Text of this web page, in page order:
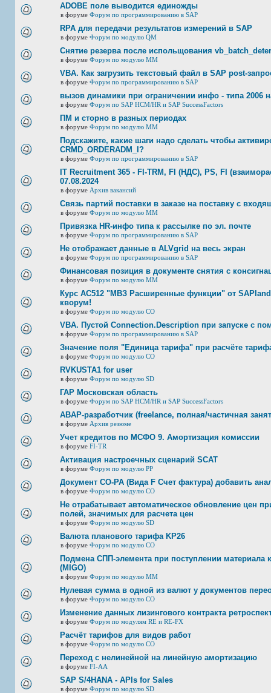
ADOBE поле выводится единожды
в форуме Форум по программированию в SAP
RPA для передачи результатов измерений в SAP
в форуме Форум по модулю QM
Снятие резерва после испольщования
в форуме Форум по модулю ММ
VBA. Как загрузить текстовый файл в SAP post-
в форуме Форум по программированию в SAP
вызов динамики при ограничении инфо - типа 2006
в форуме Форум по SAP HCM/HR и SAP SuccessFactors
ПМ и сторно в разных периодах
в форуме Форум по модулю ММ
Подскажите, какие шаги надо сделать чтобы
CRMD_ORDERADM_I?
в форуме Форум по программированию в SAP
IT Recruitment 365 - FI-TRM, FI (НДС), PS, FI
07.08.2024
в форуме Архив вакансий
Связь партий поставки в заказе на поставку с
в форуме Форум по модулю ММ
Привязка HR-инфо типа к рассылке по эл. почте
в форуме Форум по программированию в SAP
Не отображает данные в ALVgrid на весь экран
в форуме Форум по программированию в SAP
Финансовая позиция в документе снятия с
в форуме Форум по модулю ММ
Курс AC512 "МВЗ Расширенные функции" от
кворум!
в форуме Форум по модулю СО
VBA. Пустой Connection.Description при запуске с
в форуме Форум по программированию в SAP
Значение поля "Единица тарифа" при расчёте
в форуме Форум по модулю СО
RVKUSTA1 for user
в форуме Форум по модулю SD
ГАР Московская область
в форуме Форум по SAP HCM/HR и SAP SuccessFactors
ABAP-разработчик (freelance, полная/частичная
в форуме Архив резюме
Учет кредитов по МСФО 9. Амортизация комиссии
в форуме FI-TR
Активация настроечных сценарий SCAT
в форуме Форум по модулю РР
Документ CO-PA (Вида F Счет фактура) добавить
в форуме Форум по модулю СО
Не отрабатывает автоматическое обновление цен
полей, значимых для расчета цен
в форуме Форум по модулю SD
Валюта планового тарифа KP26
в форуме Форум по модулю СО
Подмена СПП-элемента при поступлении материала к
(MIGO)
в форуме Форум по модулю ММ
Нулевая сумма в одной из валют у документов
в форуме Форум по модулю СО
Изменение данных лизингового контракта
в форуме Форум по модулям RE и RE-FX
Расчёт тарифов для видов работ
в форуме Форум по модулю СО
Переход с нелинейной на линейную амортизацию
в форуме FI-AA
SAP S/4HANA - APIs for Sales
в форуме Форум по модулю SD